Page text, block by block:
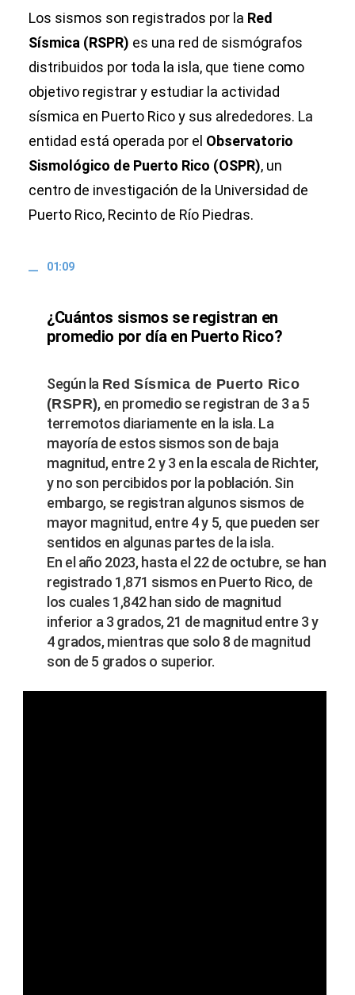
Los sismos son registrados por la Red
Sísmica (RSPR) es una red de sismógrafos
distribuidos por toda la isla, que tiene como
objetivo registrar y estudiar la actividad
sísmica en Puerto Rico y sus alrededores. La
entidad está operada por el Observatorio
Sismológico de Puerto Rico (OSPR), un
centro de investigación de la Universidad de
Puerto Rico, Recinto de Río Piedras.
01:09
¿Cuántos sismos se registran en
promedio por día en Puerto Rico?
Según la Red Sísmica de Puerto Rico
(RSPR), en promedio se registran de 3 a 5
terremotos diariamente en la isla. La
mayoría de estos sismos son de baja
magnitud, entre 2 y 3 en la escala de Richter,
y no son percibidos por la población. Sin
embargo, se registran algunos sismos de
mayor magnitud, entre 4 y 5, que pueden ser
sentidos en algunas partes de la isla.
En el año 2023, hasta el 22 de octubre, se han
registrado 1,871 sismos en Puerto Rico, de
los cuales 1,842 han sido de magnitud
inferior a 3 grados, 21 de magnitud entre 3 y
4 grados, mientras que solo 8 de magnitud
son de 5 grados o superior.